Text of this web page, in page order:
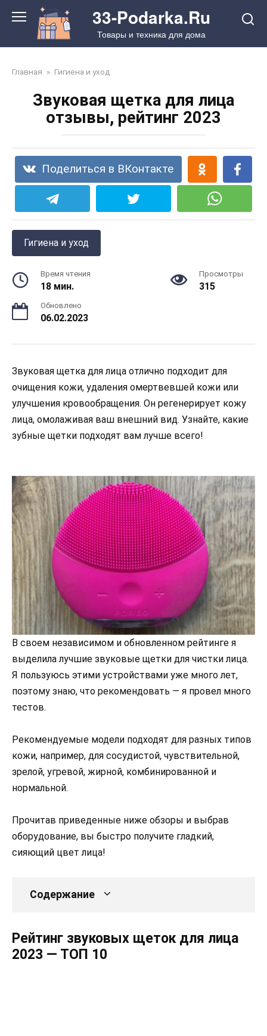
контенту
33-Podarka.Ru
Товары и техника для дома
Главная » Гигиена и уход
Звуковая щетка для лица
отзывы, рейтинг 2023
Поделиться в ВКонтакте
Гигиена и уход
Время чтения
18 мин.
Просмотры
315
Обновлено
06.02.2023
Звуковая щетка для лица отлично подходит для
очищения кожи, удаления омертвевшей кожи или
улучшения кровообращения. Он регенерирует кожу
лица, омолаживая ваш внешний вид. Узнайте, какие
зубные щетки подходят вам лучше всего!
В своем независимом и обновленном рейтинге я
выделила лучшие звуковые щетки для чистки лица.
Я пользуюсь этими устройствами уже много лет,
поэтому знаю, что рекомендовать — я провел много
тестов.
Рекомендуемые модели подходят для разных типов
кожи, например, для сосудистой, чувствительной,
зрелой, угревой, жирной, комбинированной и
нормальной.
Прочитав приведенные ниже обзоры и выбрав
оборудование, вы быстро получите гладкий,
сияющий цвет лица!
Содержание
Рейтинг звуковых щеток для лица
2023 — ТОП 10